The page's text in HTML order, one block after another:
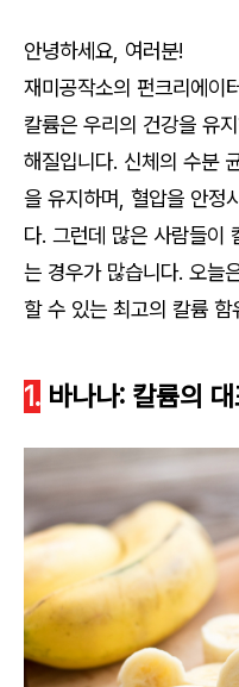
안녕하세요, 여러분!
재미공작소의 펀크리에이
칼륨은 우리의 건강을 유
해질입니다. 신체의 수분
을 유지하며, 혈압을 안정
다. 그런데 많은 사람들이
는 경우가 많습니다. 오늘
할 수 있는 최고의 칼륨 함
1. 바나나: 칼륨의